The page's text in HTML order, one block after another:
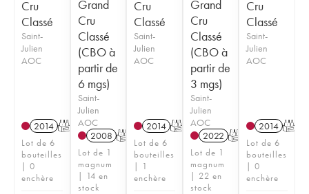
Cru
Classé
Saint-
Julien
AOC
2014 T
Lot de 6
bouteilles
| 0
enchère
Grand
Cru
Classé
(CBO à
partir de
6 mgs)
Saint-
Julien
AOC
2008 T
Lot de 1
magnum
| 14 en
stock
Cru
Classé
Saint-
Julien
AOC
2014 T
Lot de 6
bouteilles
| 1
enchère
Grand
Cru
Classé
(CBO à
partir de
3 mgs)
Saint-
Julien
AOC
2022 T
Lot de 1
magnum
| 22 en
stock
Cru
Classé
Saint-
Julien
AOC
2014 T
Lot de 6
bouteilles
| 0
enchère